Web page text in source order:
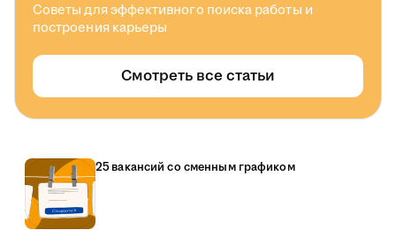
Советы для эффективного поиска работы и
построения карьеры
Смотреть все статьи
25 вакансий со сменным графиком